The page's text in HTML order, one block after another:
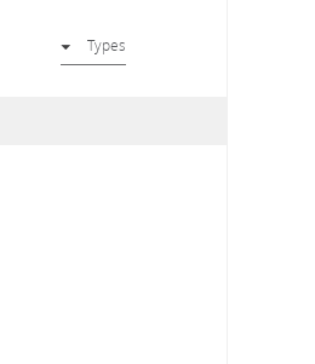
Types